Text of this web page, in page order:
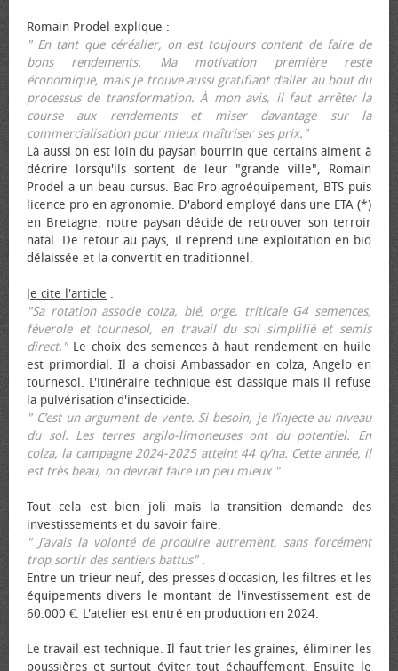
Romain Prodel explique :
" En tant que céréalier, on est toujours content de faire de
bons rendements. Ma motivation première reste
économique, mais je trouve aussi gratifiant d’aller au bout du
processus de transformation. À mon avis, il faut arrêter la
course aux rendements et miser davantage sur la
commercialisation pour mieux maîtriser ses prix."
Là aussi on est loin du paysan bourrin que certains aiment à
décrire lorsqu'ils sortent de leur "grande ville", Romain
Prodel a un beau cursus. Bac Pro agroéquipement, BTS puis
licence pro en agronomie. D'abord employé dans une ETA (*)
en Bretagne, notre paysan décide de retrouver son terroir
natal. De retour au pays, il reprend une exploitation en bio
délaissée et la convertit en traditionnel.
Je cite l'article :
"Sa rotation associe colza, blé, orge, triticale G4 semences,
féverole et tournesol, en travail du sol simplifié et semis
direct."Le choix des semences à haut rendement en huile
est primordial. Il a choisi Ambassador en colza, Angelo en
tournesol. L'itinéraire technique est classique mais il refuse
la pulvérisation d'insecticide.
" C’est un argument de vente. Si besoin, je l’injecte au niveau
du sol. Les terres argilo-limoneuses ont du potentiel. En
colza, la campagne 2024-2025 atteint 44 q/ha. Cette année, il
est très beau, on devrait faire un peu mieux ".
Tout cela est bien joli mais la transition demande des
investissements et du savoir faire.
" J’avais la volonté de produire autrement, sans forcément
trop sortir des sentiers battus".
Entre un trieur neuf, des presses d'occasion, les filtres et les
équipements divers le montant de l'investissement est de
60.000 €. L'atelier est entré en production en 2024.
Le travail est technique. Il faut trier les graines, éliminer les
poussières et surtout éviter tout échauffement. Ensuite le